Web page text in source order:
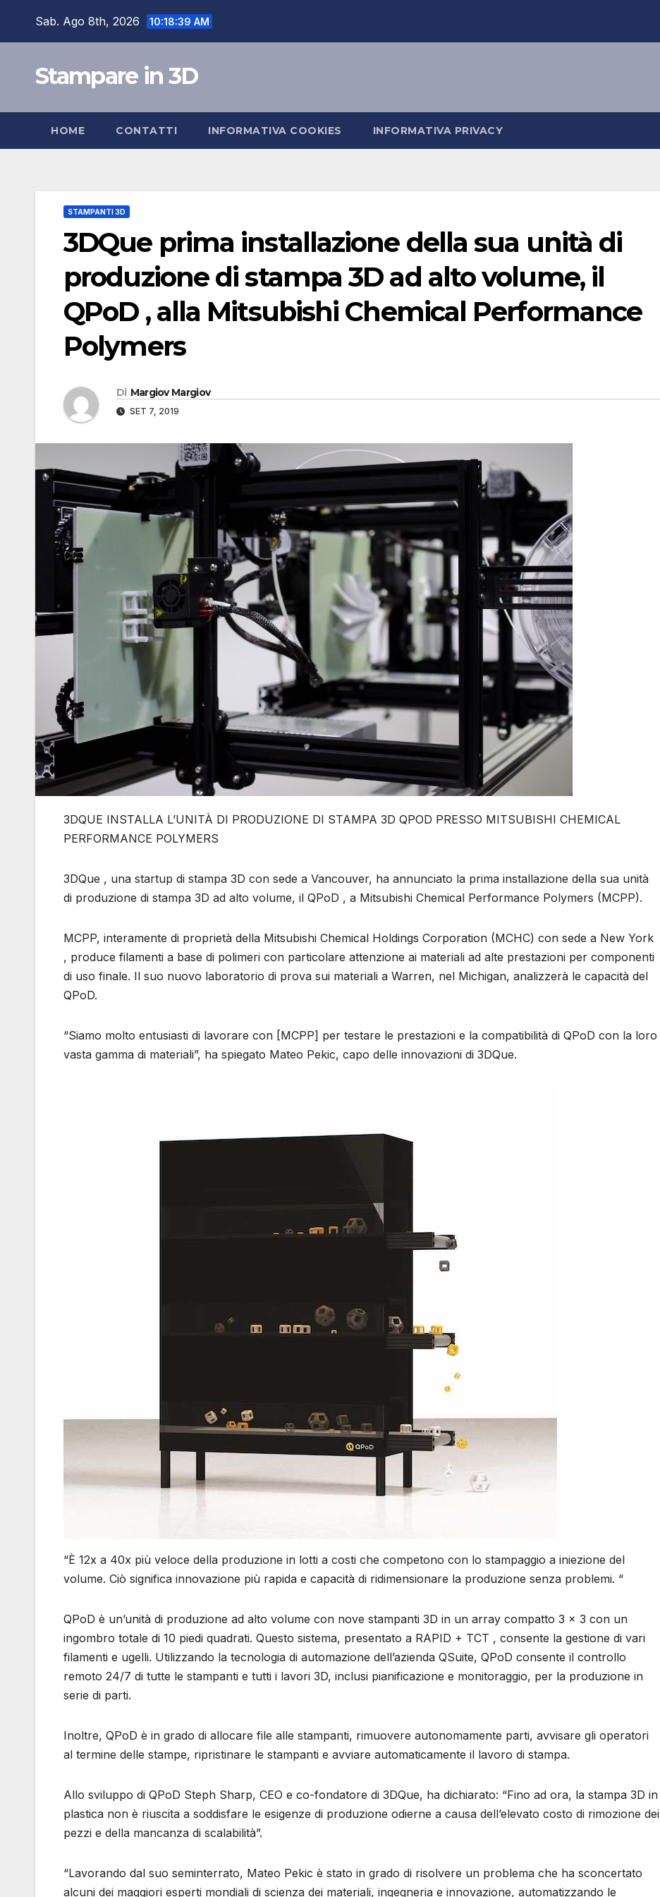
Sab. Ago 8th, 2026 10:18:40 AM
Stampare in 3D
HOME CONTATTI INFORMATIVA COOKIES INFORMATIVA PRIVACY
STAMPANTI 3D
3DQue prima installazione della sua unità di
produzione di stampa 3D ad alto volume, il
QPoD , alla Mitsubishi Chemical Performance
Polymers
Di Margiov Margiov
SET 7, 2019
3DQUE INSTALLA L’UNITÀ DI PRODUZIONE DI STAMPA 3D QPOD PRESSO MITSUBISHI CHEMICAL
PERFORMANCE POLYMERS
3DQue , una startup di stampa 3D con sede a Vancouver, ha annunciato la prima installazione della sua unità
di produzione di stampa 3D ad alto volume, il QPoD , a Mitsubishi Chemical Performance Polymers (MCPP).
MCPP, interamente di proprietà della Mitsubishi Chemical Holdings Corporation (MCHC) con sede a New York
, produce filamenti a base di polimeri con particolare attenzione ai materiali ad alte prestazioni per componenti
di uso finale. Il suo nuovo laboratorio di prova sui materiali a Warren, nel Michigan, analizzerà le capacità del
QPoD.
“Siamo molto entusiasti di lavorare con [MCPP] per testare le prestazioni e la compatibilità di QPoD con la loro
vasta gamma di materiali”, ha spiegato Mateo Pekic, capo delle innovazioni di 3DQue.
“È 12x a 40x più veloce della produzione in lotti a costi che competono con lo stampaggio a iniezione del
volume. Ciò significa innovazione più rapida e capacità di ridimensionare la produzione senza problemi. “
QPoD è un’unità di produzione ad alto volume con nove stampanti 3D in un array compatto 3 × 3 con un
ingombro totale di 10 piedi quadrati. Questo sistema, presentato a RAPID + TCT , consente la gestione di vari
filamenti e ugelli. Utilizzando la tecnologia di automazione dell’azienda QSuite, QPoD consente il controllo
remoto 24/7 di tutte le stampanti e tutti i lavori 3D, inclusi pianificazione e monitoraggio, per la produzione in
serie di parti.
Inoltre, QPoD è in grado di allocare file alle stampanti, rimuovere autonomamente parti, avvisare gli operatori
al termine delle stampe, ripristinare le stampanti e avviare automaticamente il lavoro di stampa.
Allo sviluppo di QPoD Steph Sharp, CEO e co-fondatore di 3DQue, ha dichiarato: “Fino ad ora, la stampa 3D in
plastica non è riuscita a soddisfare le esigenze di produzione odierne a causa dell’elevato costo di rimozione dei
pezzi e della mancanza di scalabilità”.
“Lavorando dal suo seminterrato, Mateo Pekic è stato in grado di risolvere un problema che ha sconcertato
alcuni dei maggiori esperti mondiali di scienza dei materiali, ingegneria e innovazione, automatizzando le